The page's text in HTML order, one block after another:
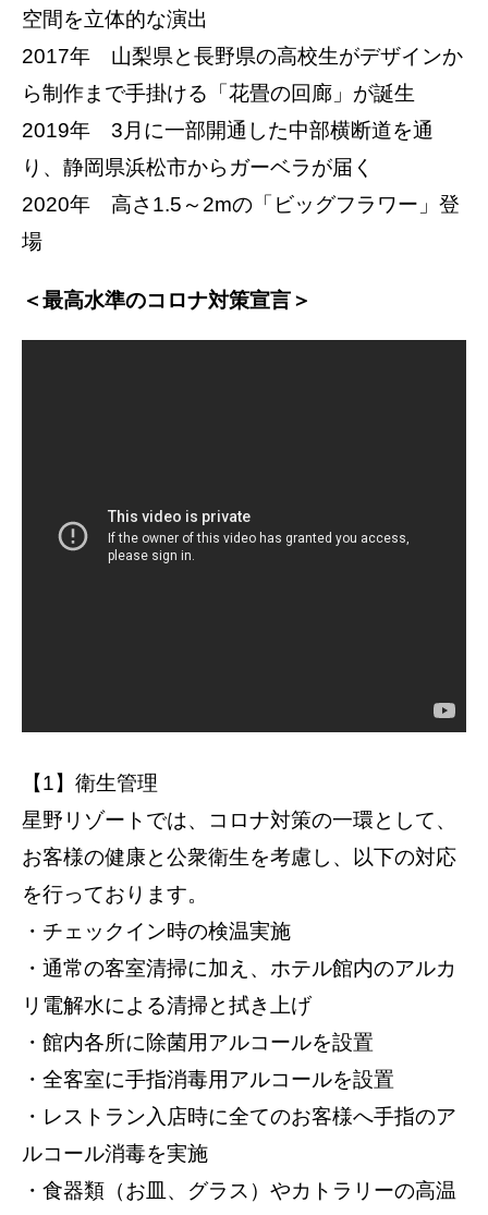
空間を立体的な演出
2017年 山梨県と長野県の高校生がデザインか
ら制作まで手掛ける「花畳の回廊」が誕生
2019年 3月に一部開通した中部横断道を通
り、静岡県浜松市からガーベラが届く
2020年 高さ1.5～2mの「ビッグフラワー」登
場
＜最高水準のコロナ対策宣言＞
【1】衛生管理
星野リゾートでは、コロナ対策の一環として、
お客様の健康と公衆衛生を考慮し、以下の対応
を行っております。
・チェックイン時の検温実施
・通常の客室清掃に加え、ホテル館内のアルカ
リ電解水による清掃と拭き上げ
・館内各所に除菌用アルコールを設置
・全客室に手指消毒用アルコールを設置
・レストラン入店時に全てのお客様へ手指のア
ルコール消毒を実施
・食器類（お皿、グラス）やカトラリーの高温